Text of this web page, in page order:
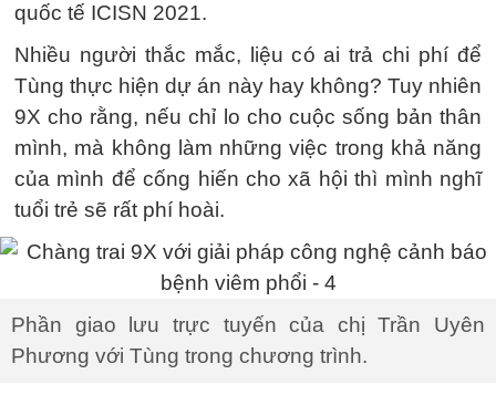
quốc tế ICISN 2021.
Nhiều người thắc mắc, liệu có ai trả chi phí để
Tùng thực hiện dự án này hay không? Tuy nhiên
9X cho rằng, nếu chỉ lo cho cuộc sống bản thân
mình, mà không làm những việc trong khả năng
của mình để cống hiến cho xã hội thì mình nghĩ
tuổi trẻ sẽ rất phí hoài.
Phần giao lưu trực tuyến của chị Trần Uyên
Phương với Tùng trong chương trình.